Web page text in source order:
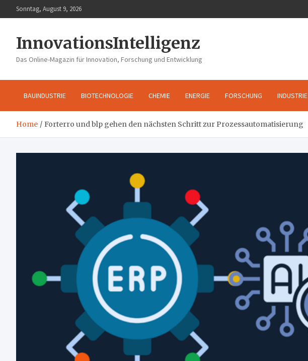
to
Sonntag, August 9, 2026
InnovationsIntelligenz
Das Online-Magazin für Innovation, Forschung und Entwicklung
BAUINDUSTRIE BIOTECHNOLOGIE CHEMIE ENERGIE FORSCHUNG INDUSTRIE
Home Forterro und blp gehen den nächsten Schritt zur Prozessautomatisierung